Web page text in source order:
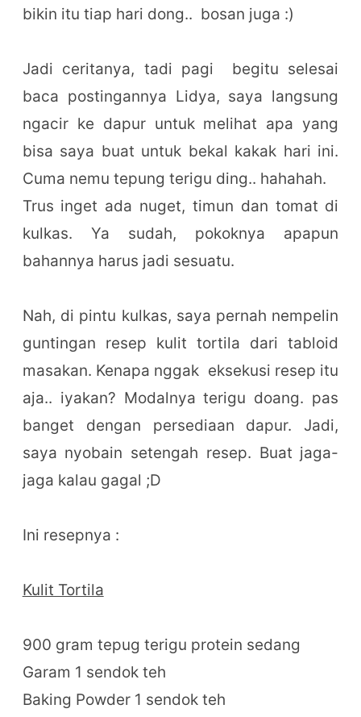
bikin itu tiap hari dong.. bosan juga :)
Jadi ceritanya, tadi pagi begitu selesai
baca postingannya Lidya, saya langsung
ngacir ke dapur untuk melihat apa yang
bisa saya buat untuk bekal kakak hari ini.
Cuma nemu tepung terigu ding.. hahahah.
Trus inget ada nuget, timun dan tomat di
kulkas. Ya sudah, pokoknya apapun
bahannya harus jadi sesuatu.
Nah, di pintu kulkas, saya pernah nempelin
guntingan resep kulit tortila dari tabloid
masakan. Kenapa nggak eksekusi resep itu
aja.. iyakan? Modalnya terigu doang. pas
banget dengan persediaan dapur. Jadi,
saya nyobain setengah resep. Buat jaga-
jaga kalau gagal ;D
Ini resepnya :
Kulit Tortila
900 gram tepug terigu protein sedang
Garam 1 sendok teh
Baking Powder 1 sendok teh